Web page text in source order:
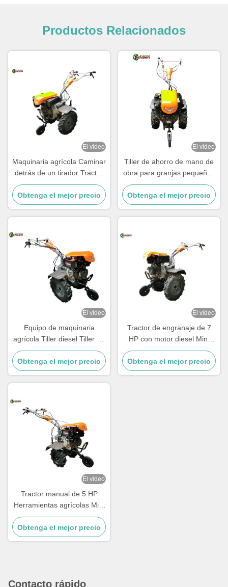
Productos Relacionados
El video
Maquinaria agrícola Caminar
detrás de un tirador Tractor
agrícola de 10 caballos de
fuerza Mini tractor diesel de
dos ruedas
Obtenga el mejor precio
El video
Tiller de ahorro de mano de
obra para granjas pequeñas
con motor diesel de 9 CV y
mango ajustable
Obtenga el mejor precio
El video
Equipo de maquinaria
agrícola Tiller diesel Tiller de
dos ruedas 7 caballos de
fuerza Tractor de mano
Obtenga el mejor precio
El video
Tractor de engranaje de 7
HP con motor diesel Mini
tractor para labranzas
agrícolas pequeñas
Obtenga el mejor precio
El video
Tractor manual de 5 HP
Herramientas agrícolas Mini
tractor diesel
Obtenga el mejor precio
Contacto rápido